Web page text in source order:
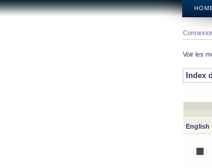
Voir les
Index
English